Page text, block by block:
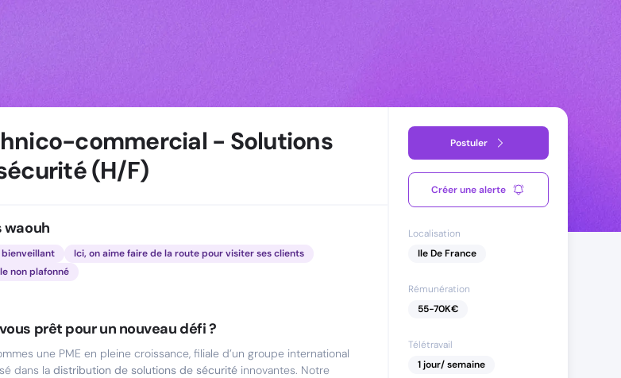
commercial - Solutions
(H/F)
waouh
Ici, on aime faire de la route pour visiter ses clients
non plafonné
prêt pour un nouveau défi ?
une PME en pleine croissance, filiale d’un groupe international
dans la distribution de solutions de sécurité innovantes. Notre
Postuler
Créer une alerte
Localisation
Ile De France
Rémunération
55-70K€
Télétravail
1 jour/ semaine